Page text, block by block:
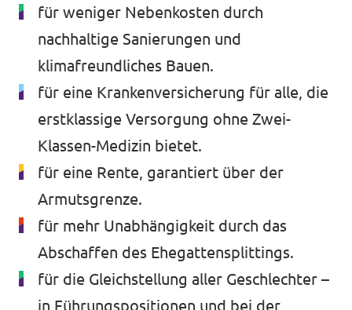
für weniger Nebenkosten durch
nachhaltige Sanierungen und
klimafreundliches Bauen.
für eine Krankenversicherung für alle, die
erstklassige Versorgung ohne Zwei-
Klassen-Medizin bietet.
für eine Rente, garantiert über der
Armutsgrenze.
für mehr Unabhängigkeit durch das
Abschaffen des Ehegattensplittings.
für die Gleichstellung aller Geschlechter –
in Führungspositionen und bei der